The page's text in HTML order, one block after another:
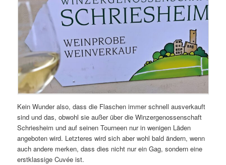
Kein Wunder also, dass die Flaschen immer schnell ausverkauft
sind und das, obwohl sie außer über die Winzergenossenschaft
Schriesheim und auf seinen Tourneen nur in wenigen Läden
angeboten wird. Letzteres wird sich aber wohl bald ändern, wenn
auch andere merken, dass dies nicht nur ein Gag, sondern eine
erstklassige Cuvée ist.